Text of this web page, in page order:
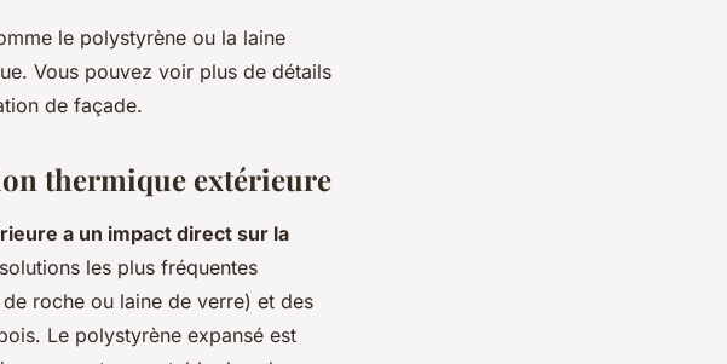
le polystyrène ou la laine
Vous pouvez voir plus de détails
de façade.
thermique extérieure
a un impact direct sur la
les plus fréquentes
roche ou laine de verre) et des
Le polystyrène expansé est